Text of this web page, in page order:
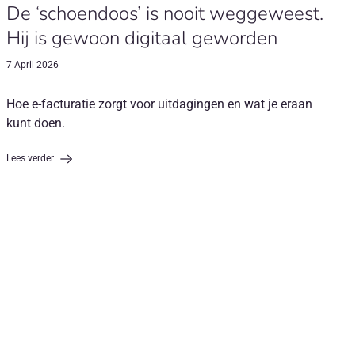
De ‘schoendoos’ is nooit weggeweest.
Hij is gewoon digitaal geworden
7 April 2026
Hoe e-facturatie zorgt voor uitdagingen en wat je eraan
kunt doen.
Lees verder